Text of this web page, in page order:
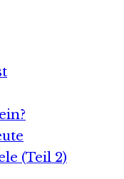
(Teil 2)